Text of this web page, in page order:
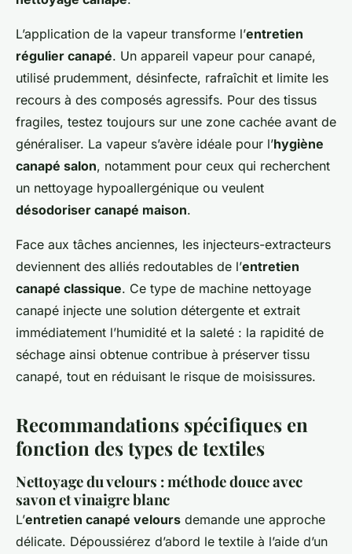
L’application de la vapeur transforme l’entretien
régulier canapé. Un appareil vapeur pour canapé,
utilisé prudemment, désinfecte, rafraîchit et limite les
recours à des composés agressifs. Pour des tissus
fragiles, testez toujours sur une zone cachée avant de
généraliser. La vapeur s’avère idéale pour l’hygiène
canapé salon, notamment pour ceux qui recherchent
un nettoyage hypoallergénique ou veulent
désodoriser canapé maison.
Face aux tâches anciennes, les injecteurs-extracteurs
deviennent des alliés redoutables de l’entretien
canapé classique. Ce type de machine nettoyage
canapé injecte une solution détergente et extrait
immédiatement l’humidité et la saleté : la rapidité de
séchage ainsi obtenue contribue à préserver tissu
canapé, tout en réduisant le risque de moisissures.
Recommandations spécifiques en
fonction des types de textiles
Nettoyage du velours : méthode douce avec
savon et vinaigre blanc
L’entretien canapé velours demande une approche
délicate. Dépoussiérez d’abord le textile à l’aide d’un